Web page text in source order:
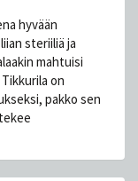
hyvään
steriiliä ja
mahtuisi
on
pakko sen